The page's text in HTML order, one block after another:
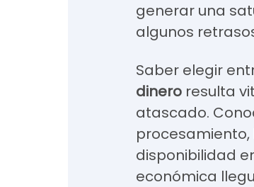
generar una
algunos
Saber elegir
dinero resulta
atascado.
disponibilidad
económica